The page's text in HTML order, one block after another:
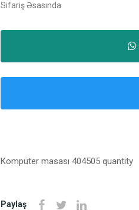
Sifariş Əsasında
Kompüter masası 404505 quantity
Paylaş